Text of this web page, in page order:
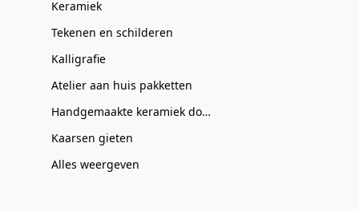
Keramiek
Tekenen en schilderen
Kalligrafie
Atelier aan huis pakketten
Handgemaakte keramiek door Clay-Obscuur
Kaarsen gieten
Alles weergeven